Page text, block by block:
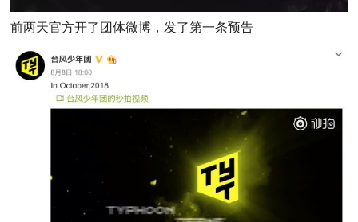
前两天官方开了团体微博，发了第一条预告